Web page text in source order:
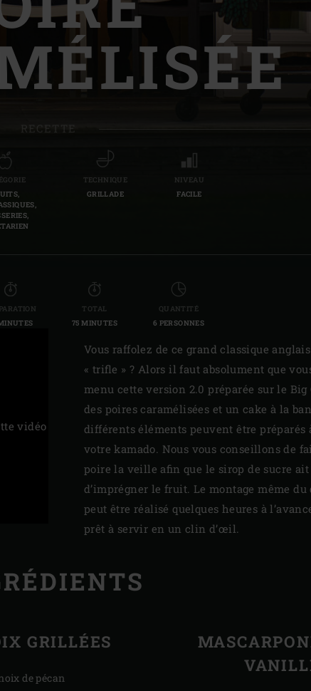
Slovenia | Slovenija
Spain | España
Sweden | Sverige
RECETTE
TECHNIQUE
GRILLADE
NIVEAU
FACILE
TOTAL
75 MINUTES
QUANTITÉ
6 PERSONNES
vidéo
Vous raffolez de ce grand classique anglais
« trifle » ? Alors il faut absolument que
menu cette version 2.0 préparée sur le Big
des poires caramélisées et un cake à la
différents éléments peuvent être préparés
votre kamado. Nous vous conseillons de
poire la veille afin que le sirop de sucre
d’imprégner le fruit. Le montage même du
peut être réalisé quelques heures à
prêt à servir en un clin d’œil.
GRILLÉES
de pécan